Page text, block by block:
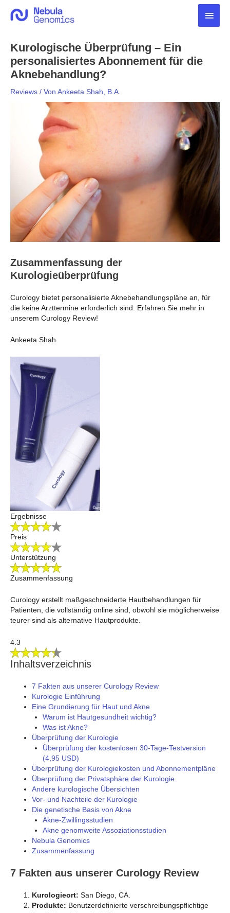
Inhalt
Kurologische Überprüfung – Ein
personalisiertes Abonnement für die
Aknebehandlung?
Reviews / Von Ankeeta Shah, B.A.
Zusammenfassung der
Kurologieüberprüfung
Curology bietet personalisierte Aknebehandlungspläne an, für
die keine Arzttermine erforderlich sind. Erfahren Sie mehr in
unserem Curology Review!
Ankeeta Shah
Ergebnisse
Preis
Unterstützung
Zusammenfassung
Curology erstellt maßgeschneiderte Hautbehandlungen für
Patienten, die vollständig online sind, obwohl sie möglicherweise
teurer sind als alternative Hautprodukte.
4.3
Inhaltsverzeichnis
7 Fakten aus unserer Curology Review
Kurologie Einführung
Eine Grundierung für Haut und Akne
Warum ist Hautgesundheit wichtig?
Was ist Akne?
Überprüfung der Kurologie
Überprüfung der kostenlosen 30-Tage-Testversion
(4,95 USD)
Überprüfung der Kurologiekosten und Abonnementpläne
Überprüfung der Privatsphäre der Kurologie
Andere kurologische Übersichten
Vor- und Nachteile der Kurologie
Die genetische Basis von Akne
Akne-Zwillingsstudien
Akne genomweite Assoziationsstudien
Nebula Genomics
Zusammenfassung
7 Fakten aus unserer Curology Review
Kurologieort: San Diego, CA.
Produkte: Benutzerdefinierte verschreibungspflichtige